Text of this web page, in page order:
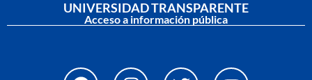
UNIVERSIDAD TRANSPARENTE
Acceso a información pública